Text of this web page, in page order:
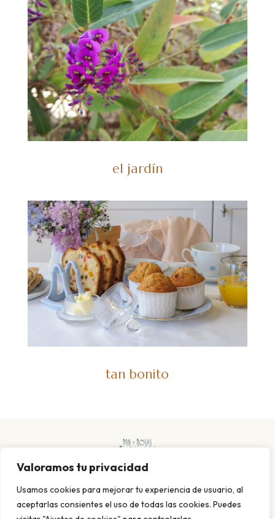
Valoramos tu privacidad
Usamos cookies para mejorar tu experiencia de usuario, al
aceptarlas consientes el uso de todas las cookies. Puedes
el jardín
tan bonito